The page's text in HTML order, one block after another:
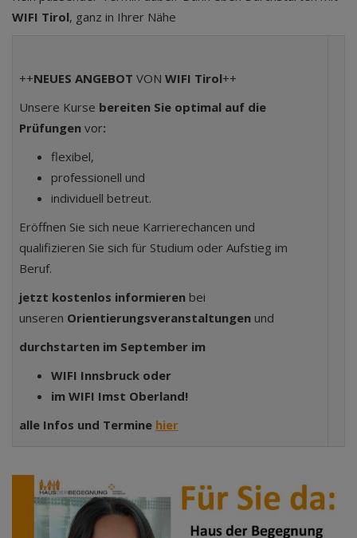
WIFI Tirol, ganz in Ihrer Nähe
++NEUES ANGEBOT VON WIFI Tirol++
Unsere Kurse bereiten Sie optimal auf die
Prüfungen vor:
flexibel,
professionell und
individuell betreut.
Eröffnen Sie sich neue Karrierechancen und
qualifizieren Sie sich für Studium oder Aufstieg im
Beruf.
jetzt kostenlos informieren bei
unseren Orientierungsveranstaltungen und
durchstarten im September im
WIFI Innsbruck oder
im WIFI Imst Oberland!
alle Infos und Termine hier